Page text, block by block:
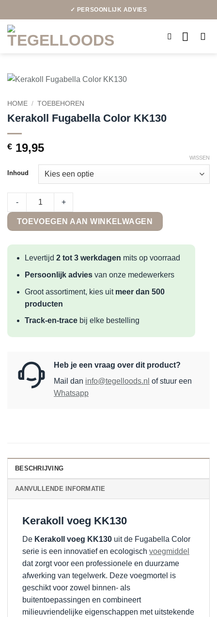
naar
inhoud
✓ PERSOONLIJK ADVIES
HOME / TOEBEHOREN
Kerakoll Fugabella Color KK130
€ 19,95
Inhoud
WISSEN
Kerakoll Fugabella Color KK130 quantity
- +
TOEVOEGEN AAN WINKELWAGEN
Levertijd 2 tot 3 werkdagen mits op voorraad
Persoonlijk adviesvan onze medewerkers
Groot assortiment, kies uit meer dan 500
producten
Track-en-tracebij elke bestelling
Heb je een vraag over dit product?
Mail dan info@tegelloods.nl of stuur een
Whatsapp
BESCHRIJVING
AANVULLENDE INFORMATIE
Kerakoll voeg KK130
De Kerakoll voeg KK130 uit de Fugabella Color
serie is een innovatief en ecologisch voegmiddel
dat zorgt voor een professionele en duurzame
afwerking van tegelwerk. Deze voegmortel is
geschikt voor zowel binnen- als
buitentoepassingen en combineert
milieuvriendelijke eigenschappen met uitstekende